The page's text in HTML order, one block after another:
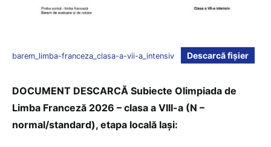
barem_limba-franceza_clasa-a-vii-a_intensiv Descarcă fișier
DOCUMENT DESCARCĂ Subiecte Olimpiada de
Limba Franceză 2026 – clasa a VIII-a (N –
normal/standard), etapa locală Iași: